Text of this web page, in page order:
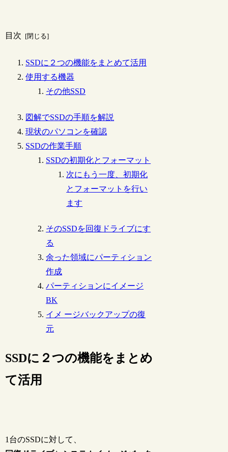
目次
SSDに２つの機能をまとめて活用
使用する機器
その他SSD
図解でSSDの手順を解説
現状のパソコンを確認
SSDの作業手順
SSDの初期化とフォーマット
次にもう一度、初期化
とフォーマットを行い
ます
そのSSDを回復ドライブにす
る
余った領域にパーティション
作成
パーティションにイメージ
BK
イメ ージバックアップの復
元
SSDに２つの機能をまとめ
て活用
1台のSSDに対して、